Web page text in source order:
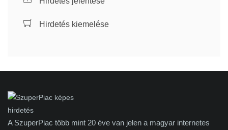
Hirdetés kiemelése
A SzuperPiac több mint 20 éve van jelen a magyar internetes